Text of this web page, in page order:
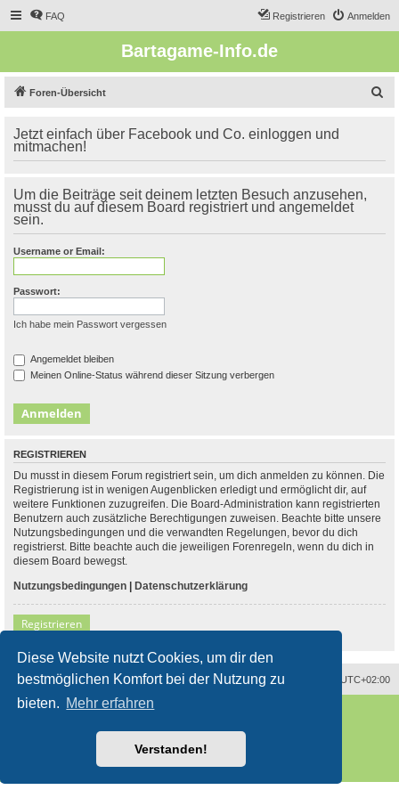
Diese Website nutzt Cookies, um dir den
bestmöglichen Komfort bei der Nutzung zu
bieten. Mehr erfahren
Verstanden!
FAQ Anmelden
Registrieren
Bartagame-Info.de
Foren-Übersicht
Jetzt einfach über Facebook und Co. einloggen und
mitmachen!
Um die Beiträge seit deinem letzten Besuch anzusehen,
musst du auf diesem Board registriert und angemeldet
sein.
Username or Email:
Passwort:
Ich habe mein Passwort vergessen
Angemeldet bleiben
Meinen Online-Status während dieser Sitzung verbergen
REGISTRIEREN
Du musst in diesem Forum registriert sein, um dich anmelden zu können. Die
Registrierung ist in wenigen Augenblicken erledigt und ermöglicht dir, auf
weitere Funktionen zuzugreifen. Die Board-Administration kann registrierten
Benutzern auch zusätzliche Berechtigungen zuweisen. Beachte bitte unsere
Nutzungsbedingungen und die verwandten Regelungen, bevor du dich
registrierst. Bitte beachte auch die jeweiligen Forenregeln, wenn du dich in
diesem Board bewegst.
Nutzungsbedingungen | Datenschutzerklärung
Registrieren
Alle Zeiten sind UTC+02:00
Powered by phpBB® Forum Software © phpBB Limited
Mazeltof2017
Nutzungsbedingungen